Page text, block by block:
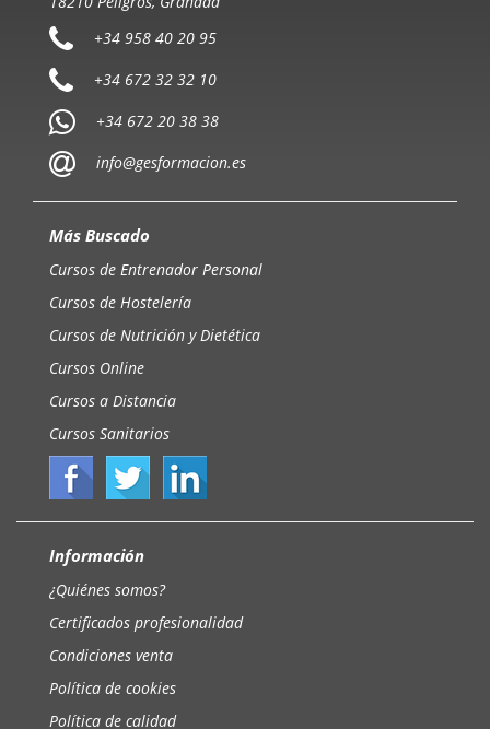
+34 958 40 20 95
+34 672 32 32 10
+34 672 20 38 38
info@gesformacion.es
Más Buscado
Cursos de Entrenador Personal
Cursos de Hostelería
Cursos de Nutrición y Dietética
Cursos Online
Cursos a Distancia
Cursos Sanitarios
Información
¿Quiénes somos?
Certificados profesionalidad
Condiciones venta
Política de cookies
Política de calidad